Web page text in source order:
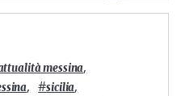
messina,
, #sicilia,